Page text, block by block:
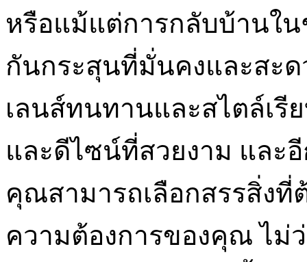
หรือแม้แต่การกลับบ้านใ
กันกระสุนที่มั่นคงและสะ
เลนส์ทนทานและสไตล์เรี
และดีไซน์ที่สวยงาม และ
คุณสามารถเลือกสรรสิ่งที่
ความต้องการของคุณ ไม่